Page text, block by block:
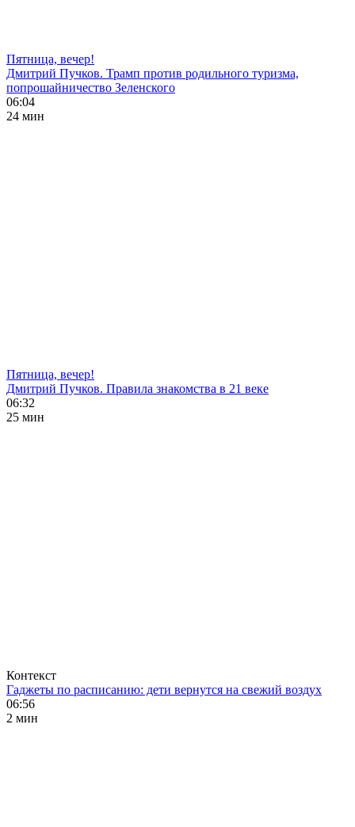
Пятница, вечер!
Дмитрий Пучков. Трамп против родильного туризма,
попрошайничество Зеленского
06:04
24 мин
Пятница, вечер!
Дмитрий Пучков. Правила знакомства в 21 веке
06:32
25 мин
Контекст
Гаджеты по расписанию: дети вернутся на свежий воздух
06:56
2 мин